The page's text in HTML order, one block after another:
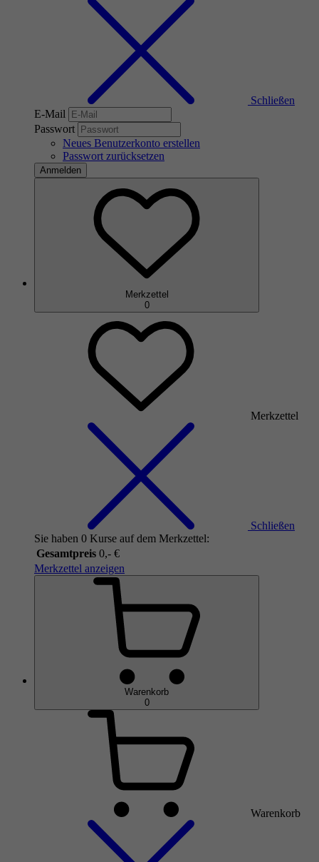
Schließen
E-Mail
Passwort
Neues Benutzerkonto erstellen
Passwort zurücksetzen
Anmelden
Merkzettel
0
Merkzettel
Schließen
Sie haben 0 Kurse auf dem Merkzettel:
Gesamtpreis 0,- €
Merkzettel anzeigen
Warenkorb
0
Warenkorb